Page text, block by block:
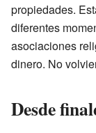
propiedades.
diferentes
asociaciones
dinero. No
Desde